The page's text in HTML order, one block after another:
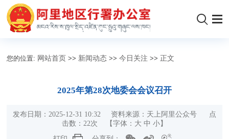
您的位置: 网站首页 >> 新闻动态 >>今日关注 >> 正文
2025年第28次地委会会议召开
发布日期：2025-12-31 10:32 资料来源：天上阿里公众号 点
击数： 22次 【字体： 大 中 小】